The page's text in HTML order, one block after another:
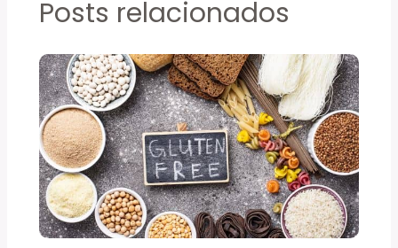
Posts relacionados